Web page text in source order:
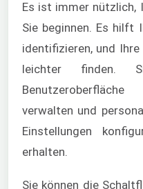
Es ist immer nützlich,
Sie beginnen. Es hilft
identifizieren, und
leichter finden.
verwalten und
Einstellungen
erhalten.
Sie können die